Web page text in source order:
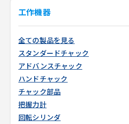
工作機器
全ての製品を見る
スタンダードチャック
アドバンスチャック
ハンドチャック
チャック部品
把握力計
回転シリンダ